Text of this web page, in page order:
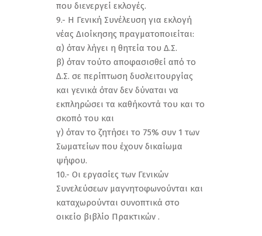
που διενεργεί εκλογές.
9.- Η Γενική Συνέλευση για εκλογή
νέας Διοίκησης πραγματοποιείται:
α) όταν λήγει η θητεία του Δ.Σ.
β) όταν τούτο αποφασισθεί από το
Δ.Σ. σε περίπτωση δυσλειτουργίας
και γενικά όταν δεν δύναται να
εκπληρώσει τα καθήκοντά του και το
σκοπό του και
γ) όταν το ζητήσει το 75% συν 1 των
Σωματείων που έχουν δικαίωμα
ψήφου.
10.- Οι εργασίες των Γενικών
Συνελεύσεων μαγνητοφωνούνται και
καταχωρούνται συνοπτικά στο
οικείο βιβλίο Πρακτικών .